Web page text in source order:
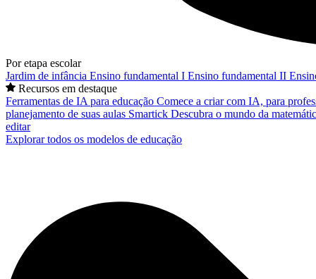
Por etapa escolar
Jardim de infância Ensino fundamental I Ensino fundamental II
Recursos em destaque
Ferramentas de IA para educação Comece a criar com IA, para
planejamento de suas aulas Smartick Descubra o mundo da
editar
Explorar todos os modelos de educação